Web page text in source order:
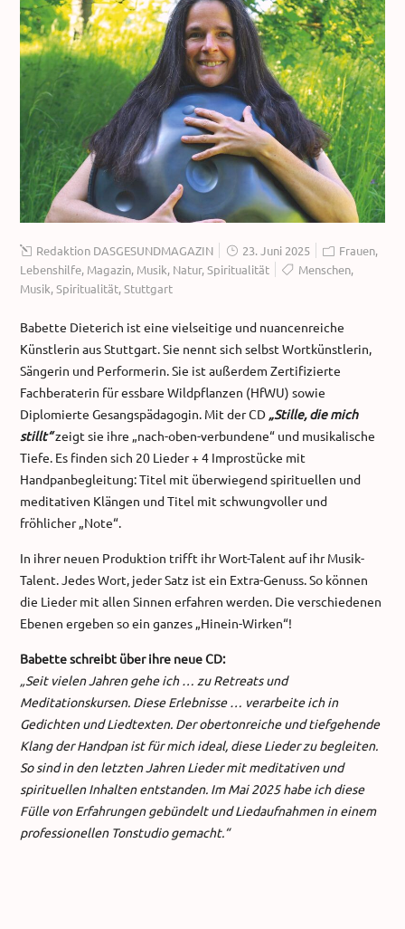
Redaktion DASGESUNDMAGAZIN 23. Juni 2025 Frauen,
Lebenshilfe, Magazin, Musik, Natur,Spiritualität Menschen,
Musik,Spiritualität,Stuttgart
Babette Dieterich ist eine vielseitige und nuancenreiche
Künstlerin aus Stuttgart. Sie nennt sich selbst Wortkünstlerin,
Sängerin und Performerin. Sie ist außerdem Zertifizierte
Fachberaterin für essbare Wildpflanzen (HfWU) sowie
Diplomierte Gesangspädagogin. Mit der CD „Stille, die mich
stillt“zeigt sie ihre „nach-oben-verbundene“ und musikalische
Tiefe. Es finden sich 20 Lieder + 4 Improstücke mit
Handpanbegleitung: Titel mit überwiegend spirituellen und
meditativen Klängen und Titel mit schwungvoller und
fröhlicher „Note“.
In ihrer neuen Produktion trifft ihr Wort-Talent auf ihr Musik-
Talent. Jedes Wort, jeder Satz ist ein Extra-Genuss. So können
die Lieder mit allen Sinnen erfahren werden. Die verschiedenen
Ebenen ergeben so ein ganzes „Hinein-Wirken“!
Babette schreibt über ihre neue CD:
„Seit vielen Jahren gehe ich … zu Retreats und
Meditationskursen. Diese Erlebnisse … verarbeite ich in
Gedichten und Liedtexten. Der obertonreiche und tiefgehende
Klang der Handpan ist für mich ideal, diese Lieder zu begleiten.
So sind in den letzten Jahren Lieder mit meditativen und
spirituellen Inhalten entstanden. Im Mai 2025 habe ich diese
Fülle von Erfahrungen gebündelt und Liedaufnahmen in einem
professionellen Tonstudio gemacht.“